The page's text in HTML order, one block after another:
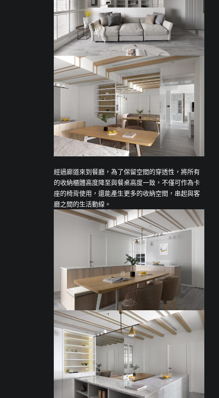
經過廊道來到餐廳，為了保留空間的穿透性，將所有
的收納櫃體高度降至與餐桌高度一致，不僅可作為卡
座的椅背使用，還能產生更多的收納空間，串起與客
廳之間的生活動線。